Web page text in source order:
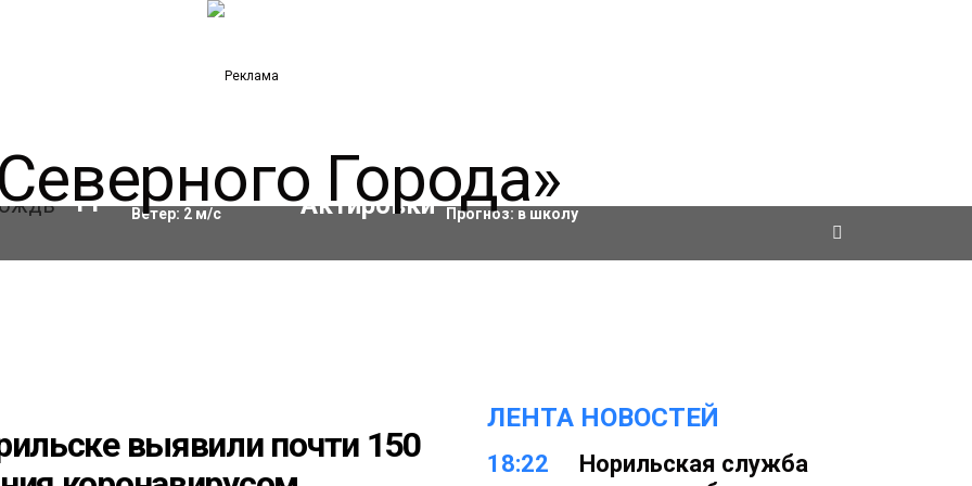
11°C Влажность:97%
Ветер: 2м/с
Актировки
Прогноз: в школу
выявили почти 150
ЛЕНТА НОВОСТЕЙ
18:22
Норильская служба